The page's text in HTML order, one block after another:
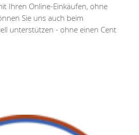
Ihren Online-Einkäufen, ohne
Sie uns auch beim
unterstützen - ohne einen Cent